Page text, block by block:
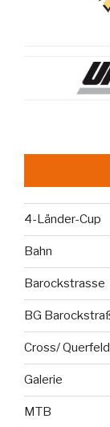
4-Länder-Cup
Bahn
Barockstrasse
BG
Cross/
Galerie
MTB